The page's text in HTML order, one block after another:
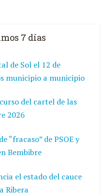
7 días
de Sol el 12 de
municipio a municipio
del cartel de las
2026
“fracaso” de PSOE y
Bembibre
el estado del cauce
Ribera